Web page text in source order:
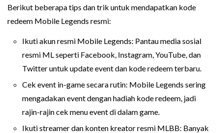
Berikut beberapa tips dan trik untuk mendapatkan kode
redeem Mobile Legends resmi:
Ikuti akun resmi Mobile Legends: Pantau media sosial
resmi ML seperti Facebook, Instagram, YouTube, dan
Twitter untuk update event dan kode redeem terbaru.
Cek event in-game secara rutin: Mobile Legends sering
mengadakan event dengan hadiah kode redeem, jadi
rajin-rajin cek menu event di dalam game.
Ikuti streamer dan konten kreator resmi MLBB: Banyak